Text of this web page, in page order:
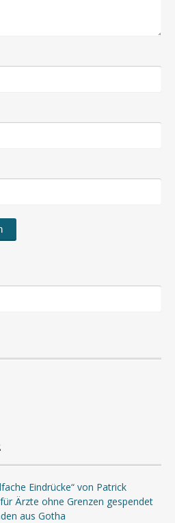
Eindrücke“ von Patrick
Ärzte ohne Grenzen gespendet
aus Gotha